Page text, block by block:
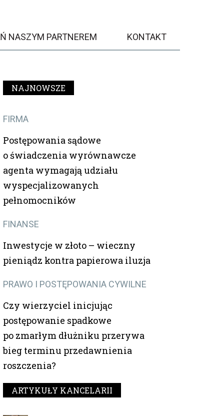
NASZYM PARTNEREM KONTAKT
NAJNOWSZE
FIRMA
Postępowania sądowe
o świadczenia wyrównawcze
agenta wymagają udziału
wyspecjalizowanych
pełnomocników
FINANSE
Inwestycje w złoto – wieczny
pieniądz kontra papierowa iluzja
PRAWO I POSTĘPOWANIA CYWILNE
Czy wierzyciel inicjując
postępowanie spadkowe
po zmarłym dłużniku przerywa
bieg terminu przedawnienia
roszczenia?
ARTYKUŁY KANCELARII